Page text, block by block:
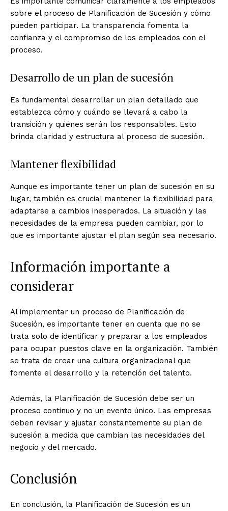
sobre el proceso de Planificación de Sucesión y cómo
pueden participar. La transparencia fomenta la
confianza y el compromiso de los empleados con el
proceso.
Desarrollo de un plan de sucesión
Es fundamental desarrollar un plan detallado que
establezca cómo y cuándo se llevará a cabo la
transición y quiénes serán los responsables. Esto
brinda claridad y estructura al proceso de sucesión.
Mantener flexibilidad
Aunque es importante tener un plan de sucesión en su
lugar, también es crucial mantener la flexibilidad para
adaptarse a cambios inesperados. La situación y las
necesidades de la empresa pueden cambiar, por lo
que es importante ajustar el plan según sea necesario.
Información importante a
considerar
Al implementar un proceso de Planificación de
Sucesión, es importante tener en cuenta que no se
trata solo de identificar y preparar a los empleados
para ocupar puestos clave en la organización. También
se trata de crear una cultura organizacional que
fomente el desarrollo y la retención del talento.
Además, la Planificación de Sucesión debe ser un
proceso continuo y no un evento único. Las empresas
deben revisar y ajustar constantemente su plan de
sucesión a medida que cambian las necesidades del
negocio y del mercado.
Conclusión
En conclusión, la Planificación de Sucesión es un